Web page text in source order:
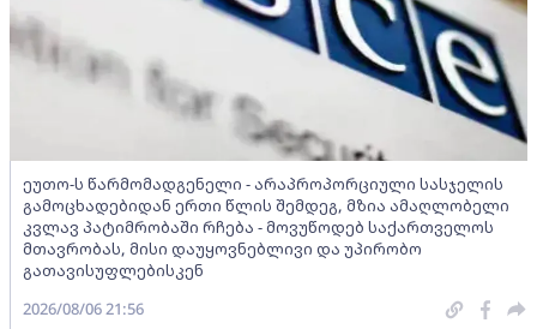
ეუთო-ს წარმომადგენელი - არაპროპორციული სასჯელის
გამოცხადებიდან ერთი წლის შემდეგ, მზია ამაღლობელი
კვლავ პატიმრობაში რჩება - მოვუწოდებ საქართველოს
მთავრობას, მისი დაუყოვნებლივი და უპირობო
გათავისუფლებისკენ
2026/08/06 21:56